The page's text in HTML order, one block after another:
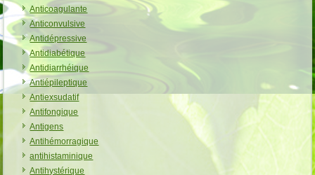
Anticoagulante
Anticonvulsive
Antidépressive
Antidiabétique
Antidiarrhéique
Antiépileptique
Antiexsudatif
Antifongique
Antigens
Antihémorragique
antihistaminique
Antihystérique